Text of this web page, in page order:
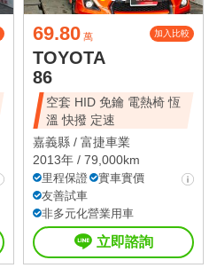
69.80 萬 加入比較
TOYOTA
86
空套 HID 免鑰 電熱椅 恆
溫 快撥 定速
嘉義縣 / 富捷車業
2013年 / 79,000km
里程保證
實車實價
友善試車
非多元化營業用車
立即諮詢